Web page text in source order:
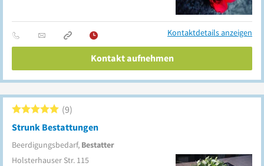
Kontaktdetails anzeigen
Kontakt aufnehmen
Strunk Bestattungen
Beerdigungsbedarf, Bestatter
9
Holsterhauser Str. 115